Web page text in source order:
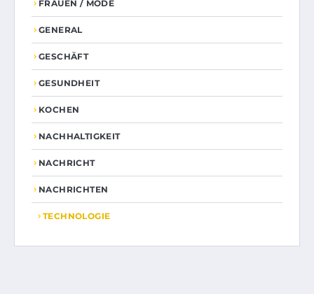
FRAUEN / MODE
GENERAL
GESCHÄFT
GESUNDHEIT
KOCHEN
NACHHALTIGKEIT
NACHRICHT
NACHRICHTEN
TECHNOLOGIE